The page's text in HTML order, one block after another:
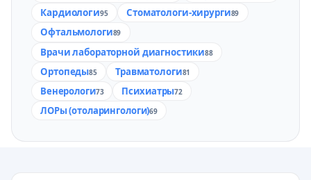
Кардиологи95 Стоматологи-хирурги89
Офтальмологи89
Врачи лабораторной диагностики88
Ортопеды85 Травматологи81
Венерологи73 Психиатры72
ЛОРы (отоларингологи)69